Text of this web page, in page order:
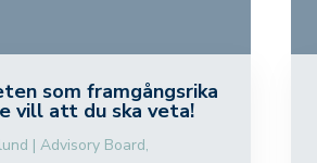
som framgångsrika
vill att du ska veta!
|Advisory Board,